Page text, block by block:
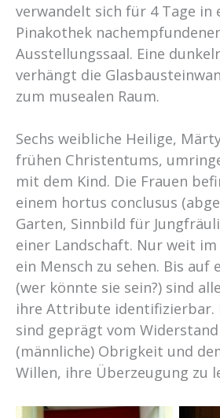
verwandelt sich für 4 Tage in
Pinakothek
Ausstellungssaal. Eine
verhängt die
zum musealen Raum.
Sechs weibliche Heilige,
frühen Christentums,
mit dem Kind. Die Frauen
einem hortus conclusus
Garten, Sinnbild für
einer Landschaft. Nur weit
ein Mensch zu sehen. Bis auf
(wer könnte sie sein?) sind
ihre Attribute identifizierbar.
sind geprägt vom
(männliche) Obrigkeit und
Willen, ihre Überzeugung zu